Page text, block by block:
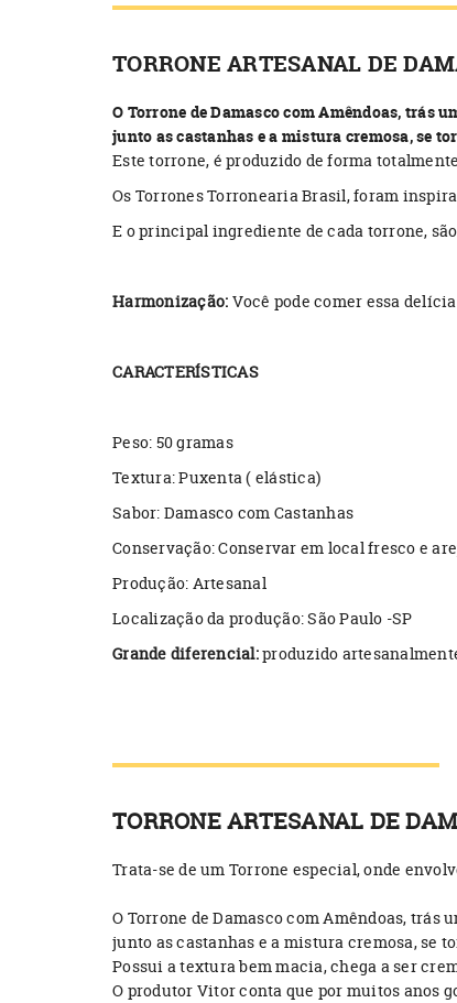
TORRONE ARTESANAL DE
O Torrone de Damasco com Amêndoas, trás
junto as castanhas e a mistura cremosa, se
Este torrone, é produzido de forma
Os Torrones Torronearia Brasil, foram
E o principal ingrediente de cada torrone,
Harmonização: Você pode comer essa
CARACTERÍSTICAS
Peso: 50 gramas
Textura: Puxenta ( elástica)
Sabor: Damasco com Castanhas
Conservação: Conservar em local fresco e
Produção: Artesanal
Localização da produção: São Paulo -SP
Grande diferencial:produzido
TORRONE ARTESANAL DE
Trata-se de um Torrone especial, onde
O Torrone de Damasco com Amêndoas, trás
junto as castanhas e a mistura cremosa, se
Possui a textura bem macia, chega a ser
O produtor Vitor conta que por muitos anos